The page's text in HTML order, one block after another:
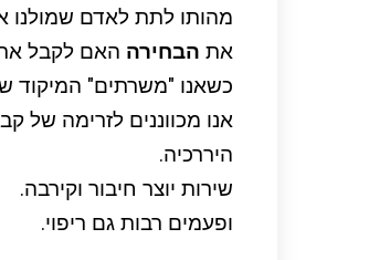
מהותו לתת לאדם
את הבחירה האם לקבל
כשאנו "משרתים" המיקוד
אנו מכווננים לזרימה של
היררכיה.
שירות יוצר חיבור וקירבה.
ופעמים רבות גם ריפוי.